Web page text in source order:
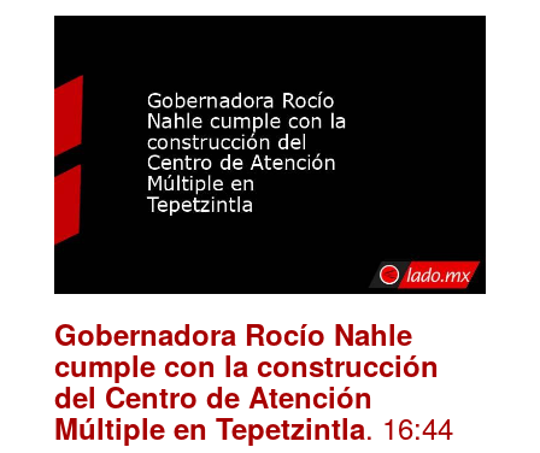
Gobernadora Rocío Nahle
cumple con la construcción
del Centro de Atención
Múltiple en Tepetzintla. 16:44